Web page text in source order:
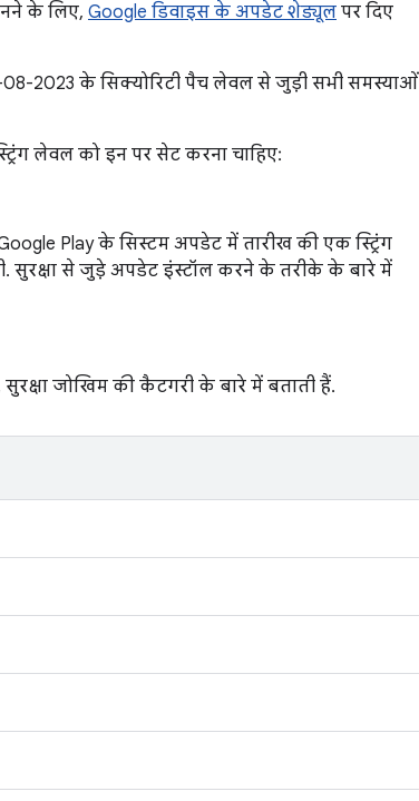
के लिए, Google डिवाइस के अपडेट शेड्यूल पर दिए
2023 के सिक्योरिटी पैच लेवल से जुड़ी सभी समस्याओं
लेवल को इन पर सेट करना चाहिए:
Play के सिस्टम अपडेट में तारीख की एक स्ट्रिंग
सुरक्षा से जुड़े अपडेट इंस्टॉल करने के तरीके के बारे में
जोखिम की कैटगरी के बारे में बताती हैं.